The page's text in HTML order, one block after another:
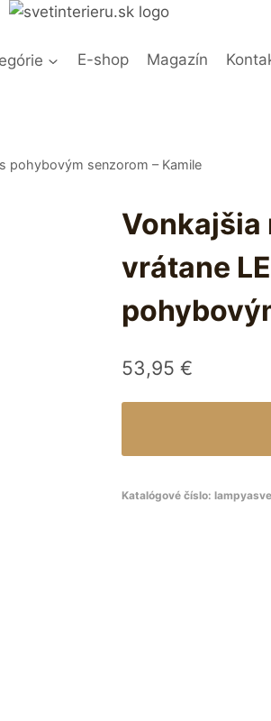
E-shop Magazín
pohybovým senzorom – Kamile
Vonkajšia
vrátane
53,95 €
Katalógové číslo: